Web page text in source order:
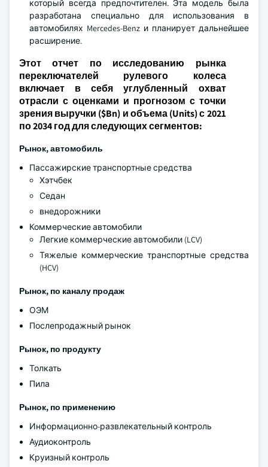
который всегда предпочтителен. Эта модель была
разработана специально для использования в
автомобилях Mercedes-Benz и планирует дальнейшее
расширение.
Этот отчет по исследованию рынка
переключателей рулевого колеса
включает в себя углубленный охват
отрасли с оценками и прогнозом с точки
зрения выручки ($Bn) и объема (Units) с 2021
по 2034 год для следующих сегментов:
Рынок, автомобиль
Пассажирские транспортные средства
Хэтчбек
Седан
внедорожники
Коммерческие автомобили
Легкие коммерческие автомобили (LCV)
Тяжелые коммерческие транспортные средства
(HCV)
Рынок, по каналу продаж
ОЭМ
Послепродажный рынок
Рынок, по продукту
Толкать
Пила
Рынок, по применению
Информационно-развлекательный контроль
Аудиоконтроль
Круизный контроль